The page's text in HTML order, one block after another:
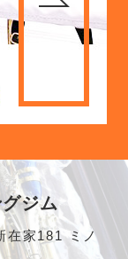
ジム
在家181 ミノ